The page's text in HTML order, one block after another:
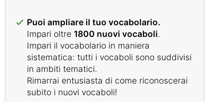
Puoi ampliare il tuo vocabolario.
Impari oltre 1800 nuovi vocaboli.
Impari il vocabolario in maniera
sistematica: tutti i vocaboli sono suddivisi
in ambiti tematici.
Rimarrai entusiasta di come riconoscerai
subito i nuovi vocaboli!